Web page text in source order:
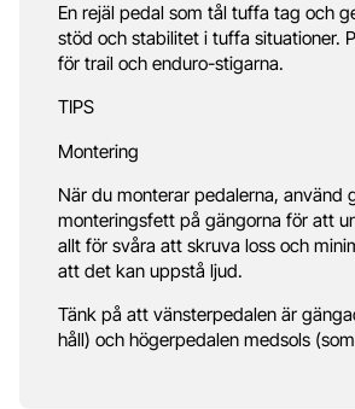
En rejäl pedal som tål tuffa tag och
stöd och stabilitet i tuffa situationer.
för trail och enduro-stigarna.
TIPS
Montering
När du monterar pedalerna, använd
monteringsfett på gängorna för att
allt för svåra att skruva loss och
att det kan uppstå ljud.
Tänk på att vänsterpedalen är
håll) och högerpedalen medsols